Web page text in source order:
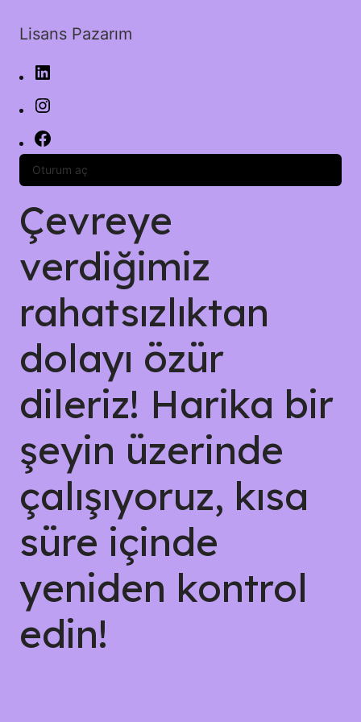
Lisans Pazarım
Oturum aç
Çevreye
verdiğimiz
rahatsızlıktan
dolayı özür
dileriz! Harika bir
şeyin üzerinde
çalışıyoruz, kısa
süre içinde
yeniden kontrol
edin!